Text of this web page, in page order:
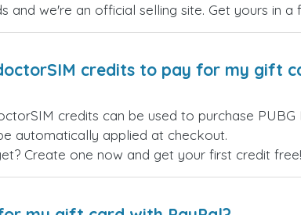
and we're an official selling site. Get yours in a
credits to pay for my gift
credits can be used to purchase
automatically applied at checkout.
Create one now and get your first credit free!